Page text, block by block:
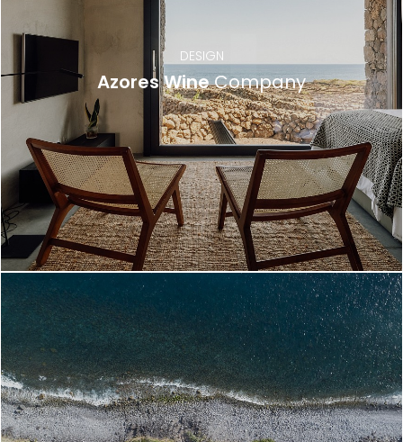
DESIGN
Azores WineCompany